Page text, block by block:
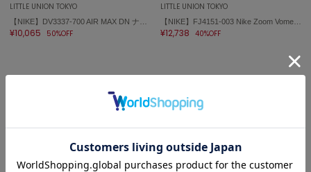
LITTLE UNION TOKYO
¥10,065 50%OFF
LITTLE UNION TOKYO
【NIKE】FJ4151-003 Nike Zoom Vomero 5
¥12,738 40%OFF